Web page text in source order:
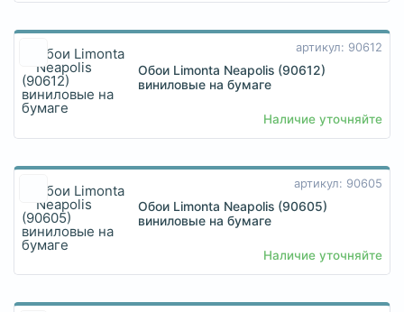
артикул: 90612
Обои Limonta Neapolis (90612)
виниловые на бумаге
Наличие уточняйте
артикул: 90605
Обои Limonta Neapolis (90605)
виниловые на бумаге
Наличие уточняйте